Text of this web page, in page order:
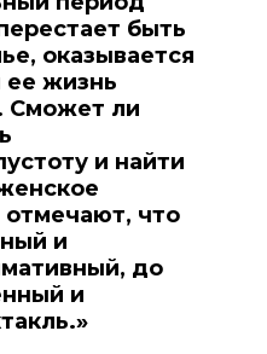
быть
оказывается
ее жизнь
Сможет ли
и найти
отмечают, что
и
до
и